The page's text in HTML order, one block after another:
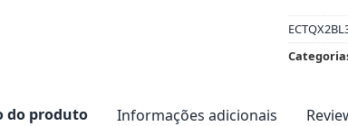
do produto Informações adicionais